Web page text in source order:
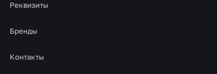
Реквизиты
Бренды
Контакты